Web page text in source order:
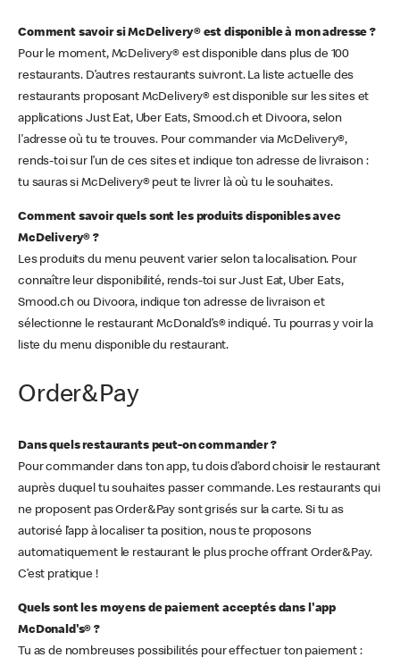
Comment savoir si McDelivery® est disponible à mon adresse ?
Pour le moment, McDelivery® est disponible dans plus de 100
restaurants. D’autres restaurants suivront. La liste actuelle des
restaurants proposant McDelivery® est disponible sur les sites et
applications Just Eat, Uber Eats, Smood.ch et Divoora, selon
l'adresse où tu te trouves. Pour commander via McDelivery®,
rends-toi sur l’un de ces sites et indique ton adresse de livraison :
tu sauras si McDelivery® peut te livrer là où tu le souhaites.
Comment savoir quels sont les produits disponibles avec
McDelivery® ?
Les produits du menu peuvent varier selon ta localisation. Pour
connaître leur disponibilité, rends-toi sur Just Eat, Uber Eats,
Smood.ch ou Divoora, indique ton adresse de livraison et
sélectionne le restaurant McDonald’s® indiqué. Tu pourras y voir la
liste du menu disponible du restaurant.
Order&Pay
Dans quels restaurants peut-on commander ?
Pour commander dans ton app, tu dois d’abord choisir le restaurant
auprès duquel tu souhaites passer commande. Les restaurants qui
ne proposent pas Order&Pay sont grisés sur la carte. Si tu as
autorisé l’app à localiser ta position, nous te proposons
automatiquement le restaurant le plus proche offrant Order&Pay.
C’est pratique !
Quels sont les moyens de paiement acceptés dans l'app
McDonald's® ?
Tu as de nombreuses possibilités pour effectuer ton paiement :